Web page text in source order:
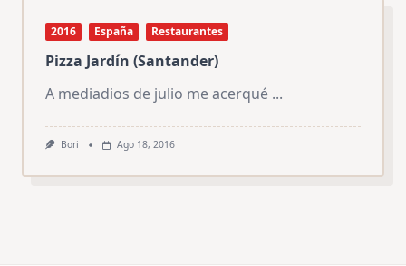
2016 España Restaurantes
Pizza Jardín (Santander)
A mediadios de julio me acerqué ...
Bori Ago 18, 2016